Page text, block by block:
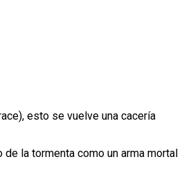
esto se vuelve una cacería
la tormenta como un arma mortal